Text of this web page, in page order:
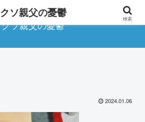
クソ親父の憂鬱
2024.01.06
クソ親父の憂鬱 検索